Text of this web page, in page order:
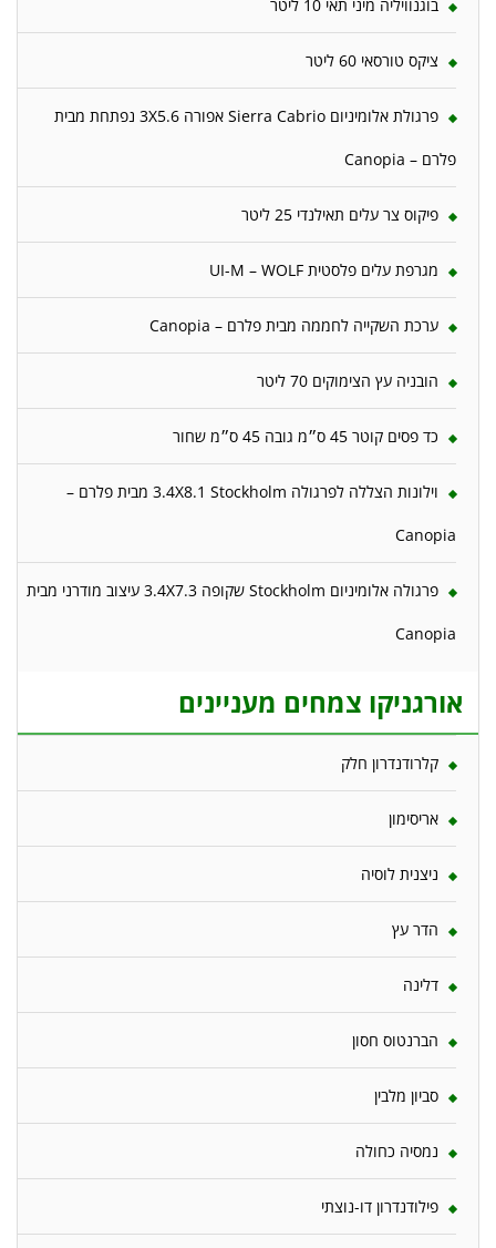
בוגנוויליה מיני תאי 10 ליטר
ציקס טורסאי 60 ליטר
פרגולת אלומיניום Sierra Cabrio אפורה 3X5.6 נפתחת מבית
פלרם – Canopia
פיקוס צר עלים תאילנדי 25 ליטר
מגרפת עלים פלסטית UI-M – WOLF
ערכת השקייה לחממה מבית פלרם – Canopia
הובניה עץ הצימוקים 70 ליטר
כד פסים קוטר 45 ס״מ גובה 45 ס״מ שחור
וילונות הצללה לפרגולה 3.4X8.1 Stockholm מבית פלרם –
Canopia
פרגולה אלומיניום Stockholm שקופה 3.4X7.3 עיצוב מודרני מבית
Canopia
אורגניקו צמחים מעניינים
קלרודנדרון חלק
אריסימון
ניצנית לוסיה
הדר עץ
דלינה
הברנטוס חסון
סביון מלבין
נמסיה כחולה
פילודנדרון דו-נוצתי